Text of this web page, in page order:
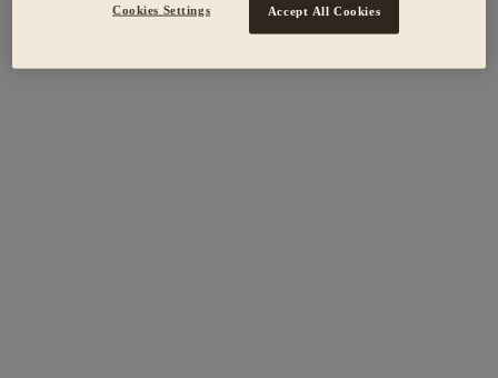
Cookies Settings Accept All Cookies